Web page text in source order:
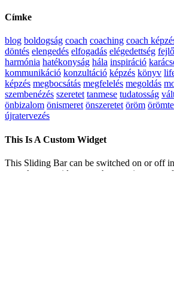
Címke
blog boldogság coach coaching coach
döntés elengedés elfogadás elégedettség
harmónia hatékonyság hála inspiráció
kommunikáció konzultáció képzés könyv
képzés megbocsátás megfelelés megoldás
szembenézés szeretet tanmese tudatosság
önbizalom önismeret önszeretet öröm
újratervezés
This Is A Custom Widget
This Sliding Bar can be switched on or off
can take any widget you throw at it or even